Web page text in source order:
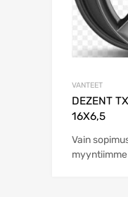
VANTEET
DEZENT
16X6,5
Vain
myyntiimme